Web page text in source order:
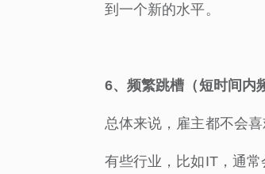
到一个新的水平。
6、频繁跳槽（短时间内
总体来说，雇主都不会
有些行业，比如IT，通